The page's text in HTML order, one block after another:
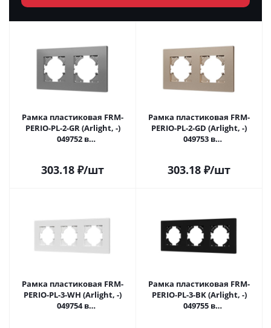
Рамка пластиковая FRM-
PERIO-PL-2-GR (Arlight, -)
049752 в
303.18 ₽/шт
Рамка пластиковая FRM-
PERIO-PL-2-GD (Arlight, -)
049753 в
303.18 ₽/шт
Рамка пластиковая FRM-
PERIO-PL-3-WH (Arlight, -)
049754 в
Рамка пластиковая FRM-
PERIO-PL-3-BK (Arlight, -)
049755 в